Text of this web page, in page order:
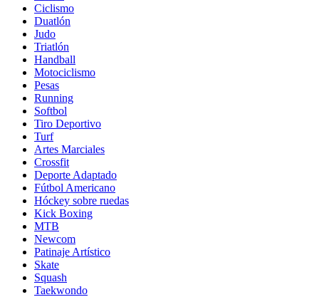
Ciclismo
Duatlón
Judo
Triatlón
Handball
Motociclismo
Pesas
Running
Softbol
Tiro Deportivo
Turf
Artes Marciales
Crossfit
Deporte Adaptado
Fútbol Americano
Hóckey sobre ruedas
Kick Boxing
MTB
Newcom
Patinaje Artístico
Skate
Squash
Taekwondo